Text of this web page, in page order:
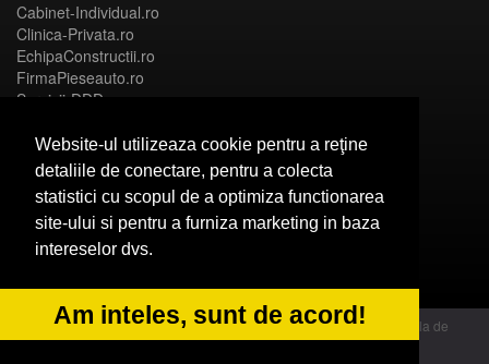
Website-ul utilizeaza cookie pentru a reţine
detaliile de conectare, pentru a colecta
statistici cu scopul de a optimiza functionarea
site-ului si pentru a furniza marketing in baza
intereselor dvs.
Am inteles, sunt de acord!
Cabinet-Individual.ro
Clinica-Privata.ro
EchipaConstructii.ro
FirmaPieseauto.ro
Servicii-DDD.com
Birouri-Cadastru.ro
CramaVinuri.ro
FirmaTractariAuto.ro
© 2014 Powered by OdinMedia | este inscrisa la Autoritatea Nationala de